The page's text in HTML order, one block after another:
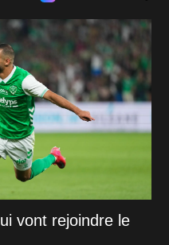
vont rejoindre le